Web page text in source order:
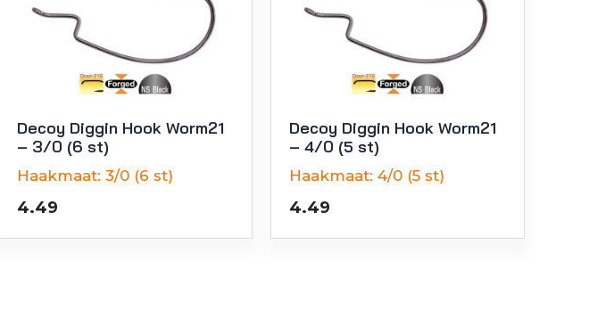
Decoy Diggin Hook Worm21
– 3/0 (6 st)
Haakmaat: 3/0 (6 st)
4.49
Decoy Diggin Hook Worm21
– 4/0 (5 st)
Haakmaat: 4/0 (5 st)
4.49